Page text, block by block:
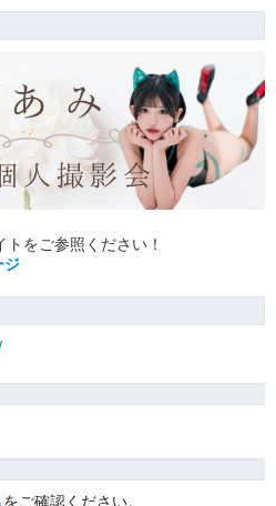
をご参照ください！
ジ
をご確認ください。